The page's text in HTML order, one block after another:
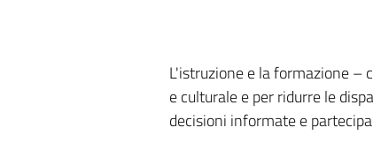
L'istruzione e la formazione –
e culturale e per ridurre le
decisioni informate e